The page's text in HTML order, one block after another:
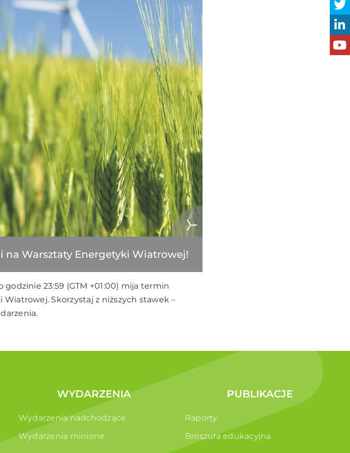
na Warsztaty Energetyki Wiatrowej!
23:59 (GTM +01:00) mija termin
Skorzystaj z niższych stawek –
WYDARZENIA
Wydarzenia nadchodzące
Wydarzenia minione
PUBLIKACJE
Raporty
Broszura edukacyjna